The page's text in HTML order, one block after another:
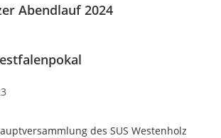
Abendlauf 2024
des SUS Westenholz